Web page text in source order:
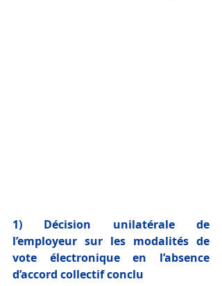
1) Décision unilatérale de
l’employeur sur les modalités de
vote électronique en l’absence
d’accord collectif conclu